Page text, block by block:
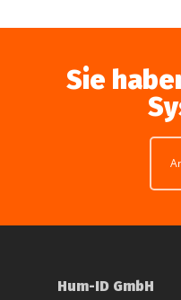
Sie
Hum-ID GmbH